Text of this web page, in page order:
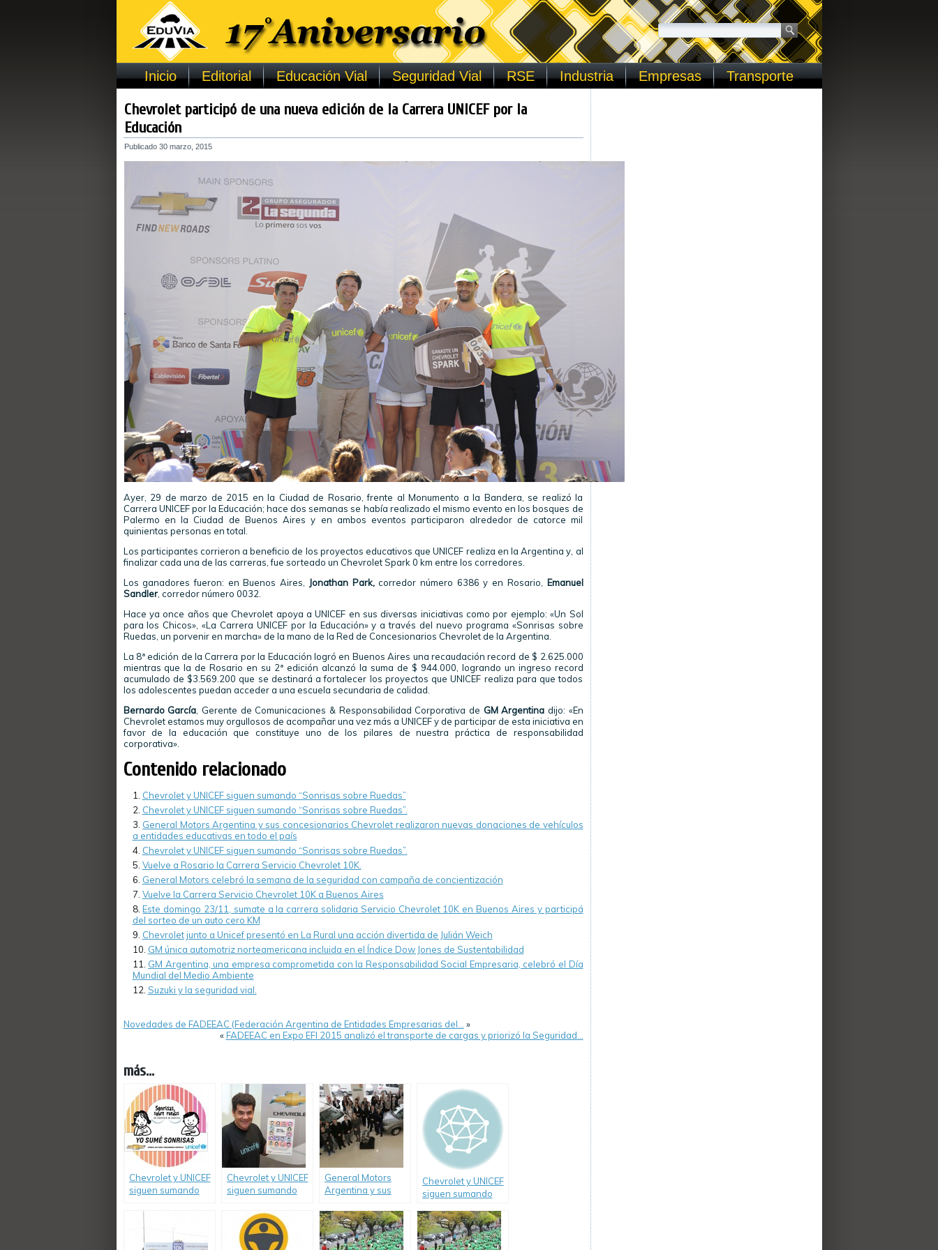
Inicio Editorial Educación Vial Seguridad Vial RSE Industria Empresas Transporte
Chevrolet participó de una nueva edición de la Carrera UNICEF por la
Educación
Publicado 30 marzo, 2015
Ayer, 29 de marzo de 2015 en la Ciudad de Rosario, frente al Monumento a la Bandera, se realizó la
Carrera UNICEF por la Educación; hace dos semanas se había realizado el mismo evento en los bosques de
Palermo en la Ciudad de Buenos Aires y en ambos eventos participaron alrededor de catorce mil
quinientas personas en total.
Los participantes corrieron a beneficio de los proyectos educativos que UNICEF realiza en la Argentina y, al
finalizar cada una de las carreras, fue sorteado un Chevrolet Spark 0 km entre los corredores.
Los ganadores fueron: en Buenos Aires,
Jonathan Park,corredor número 6386 y en Rosario, Emanuel
Sandler, corredor número 0032.
Hace ya once años que Chevrolet apoya a UNICEF en sus diversas iniciativas como por ejemplo: «Un Sol
para los Chicos», «La Carrera UNICEF por la Educación» y a través del nuevo programa «Sonrisas sobre
Ruedas, un porvenir en marcha» de la mano de la Red de Concesionarios Chevrolet de la Argentina.
La 8ª edición de la Carrera por la Educación logró en Buenos Aires una recaudación record de $ 2.625.000
mientras que la de Rosario en su 2ª edición alcanzó la suma de $ 944.000, logrando un ingreso record
acumulado de $3.569.200 que se destinará a fortalecer los proyectos que UNICEF realiza para que todos
los adolescentes puedan acceder a una escuela secundaria de calidad.
Bernardo García , Gerente de Comunicaciones & Responsabilidad Corporativa de GM Argentina dijo: «En
Chevrolet estamos muy orgullosos de acompañar una vez más a UNICEF y de participar de esta iniciativa en
favor de la educación que constituye uno de los pilares de nuestra práctica de responsabilidad
corporativa».
Contenido relacionado
Chevrolet y UNICEF siguen sumando “Sonrisas sobre Ruedas”
Chevrolet y UNICEF siguen sumando “Sonrisas sobre Ruedas”.
General Motors Argentina y sus concesionarios Chevrolet realizaron nuevas donaciones de vehículos
a entidades educativas en todo el país
Chevrolet y UNICEF siguen sumando “Sonrisas sobre Ruedas”.
Vuelve a Rosario la Carrera Servicio Chevrolet 10K.
General Motors celebró la semana de la seguridad con campaña de concientización
Vuelve la Carrera Servicio Chevrolet 10K a Buenos Aires
Este domingo 23/11, sumate a la carrera solidaria Servicio Chevrolet 10K en Buenos Aires y participá
del sorteo de un auto cero KM
Chevrolet junto a Unicef presentó en La Rural una acción divertida de Julián Weich
GM única automotriz norteamericana incluida en el Índice Dow Jones de Sustentabilidad
GM Argentina, una empresa comprometida con la Responsabilidad Social Empresaria, celebró el Día
Mundial del Medio Ambiente
Suzuki y la seguridad vial.
Novedades de FADEEAC (Federación Argentina de Entidades Empresarias del…
»
«FADEEAC en Expo EFI 2015 analizó el transporte de cargas y priorizó la Seguridad…
más...
Chevrolet y UNICEF
siguen sumando
Chevrolet y UNICEF
siguen sumando
Ruedas”.
General Motors
Argentina y sus
Chevrolet
realizaron nuevas
donaciones de
Chevrolet y UNICEF
siguen sumando
Ruedas”.